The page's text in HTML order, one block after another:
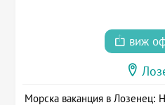
виж
Морска ваканция в Лозенец: